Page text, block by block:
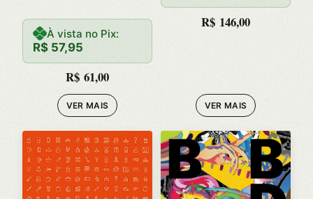
À vista no Pix:
R$ 57,95
R$ 61,00
VER MAIS
R$ 146,00
VER MAIS